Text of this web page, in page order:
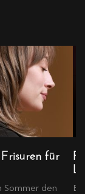
für
Sommer den